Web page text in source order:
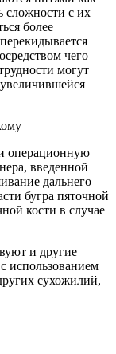
сложности с их
более
чего
могут
операционную
введенной
дальнего
бугра пяточной
кости в случае
и другие
использованием
сухожилий,